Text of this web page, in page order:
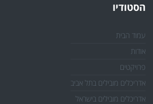
הסטודיו
עמוד הבית
אודות
פרויקטים
אדריכלים מובילים בתל אביב
אדריכלים מובילים בישראל